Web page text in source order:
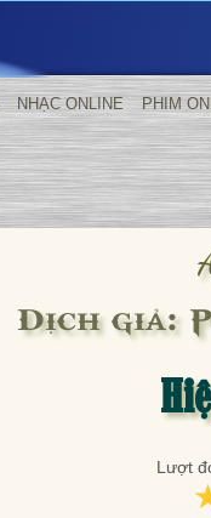
NHẠC ONLINE PHIM
Dịch giả:
Lượt